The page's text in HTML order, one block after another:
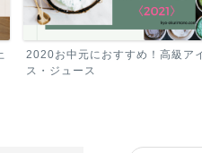
Amazonギフト券は絶対喜ばれる